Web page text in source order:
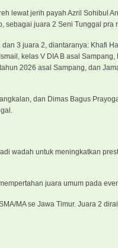
lewat jerih payah Azril Sohibul
sebagai juara 2 Seni Tunggal pra
3 juara 2, diantaranya: Khafi
kelas V DIA B asal Sampang,
2026 asal Sampang, dan
dan Dimas Bagus
wadah untuk meningkatkan
juara umum pada
MA se Jawa Timur. Juara 2